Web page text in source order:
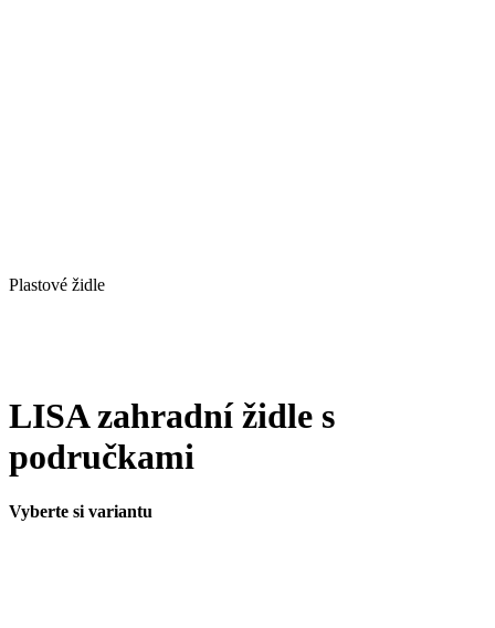
Plastové židle
LISA zahradní židle s
područkami
Vyberte si variantu